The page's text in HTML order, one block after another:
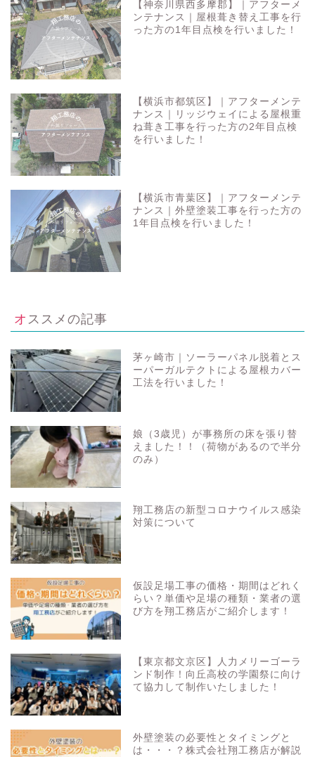
【神奈川県西多摩郡】｜アフターメ
ンテナンス｜屋根葺き替え工事を行
った方の1年目点検を行いました！
【横浜市都筑区】｜アフターメンテ
ナンス｜リッジウェイによる屋根重
ね葺き工事を行った方の2年目点検
を行いました！
【横浜市青葉区】｜アフターメンテ
ナンス｜外壁塗装工事を行った方の
1年目点検を行いました！
オススメの記事
茅ヶ崎市｜ソーラーパネル脱着とス
ーパーガルテクトによる屋根カバー
工法を行いました！
娘（3歳児）が事務所の床を張り替
えました！！（荷物があるので半分
のみ）
翔工務店の新型コロナウイルス感染
対策について
仮設足場工事の価格・期間はどれく
らい？単価や足場の種類・業者の選
び方を翔工務店がご紹介します！
【東京都文京区】人力メリーゴーラ
ンド制作！向丘高校の学園祭に向け
て協力して制作いたしました！
外壁塗装の必要性とタイミングと
は・・・？株式会社翔工務店が解説